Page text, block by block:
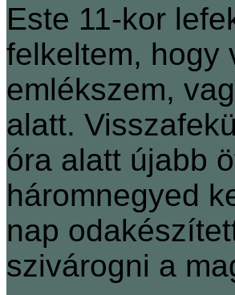
Este 11-kor
felkeltem, hogy
emlékszem,
alatt.
óra alatt újabb
háromnegyed
nap
szivárogni a